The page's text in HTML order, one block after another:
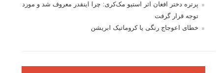
پرتره دختر افغان اثر استیو مک‌کری: چرا اینقدر معروف شد و مورد
توجه قرار گرفت
خطای اعوجاج رنگی یا کروماتیک ابریشن